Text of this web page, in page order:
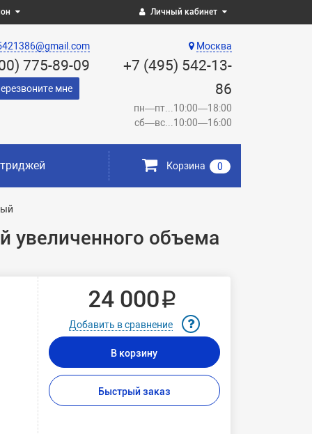
Личный кабинет
Москва
+7 (495) 542-13-
86
пн—пт...10:00—18:00
сб—вс...10:00—16:00
775-89-09
мне
Корзина 0
увеличенного объема
24 000 ₽
Добавить в сравнение
В корзину
Быстрый заказ